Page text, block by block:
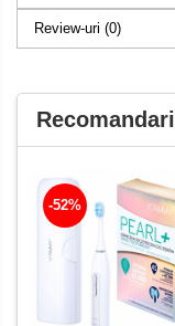
Review-uri (0)
Recomandari
-52%